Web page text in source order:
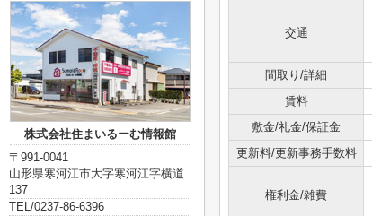
交通
間取り/詳細
賃料
敷金/礼金/保証金
更新料/更新事務手数料
権利金/雑費
株式会社住まいるーむ情報館
〒991-0041
山形県寒河江市大字寒河江字横道
137
TEL/0237-86-6396